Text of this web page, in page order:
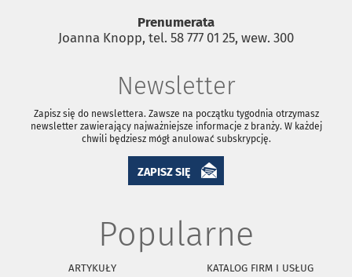
Prenumerata
Joanna Knopp, tel. 58 777 01 25, wew. 300
Newsletter
Zapisz się do newslettera. Zawsze na początku tygodnia otrzymasz
newsletter zawierający najważniejsze informacje z branży. W każdej
chwili będziesz mógł anulować subskrypcję.
ZAPISZ SIĘ
Popularne
ARTYKUŁY
KATALOG FIRM I USŁUG